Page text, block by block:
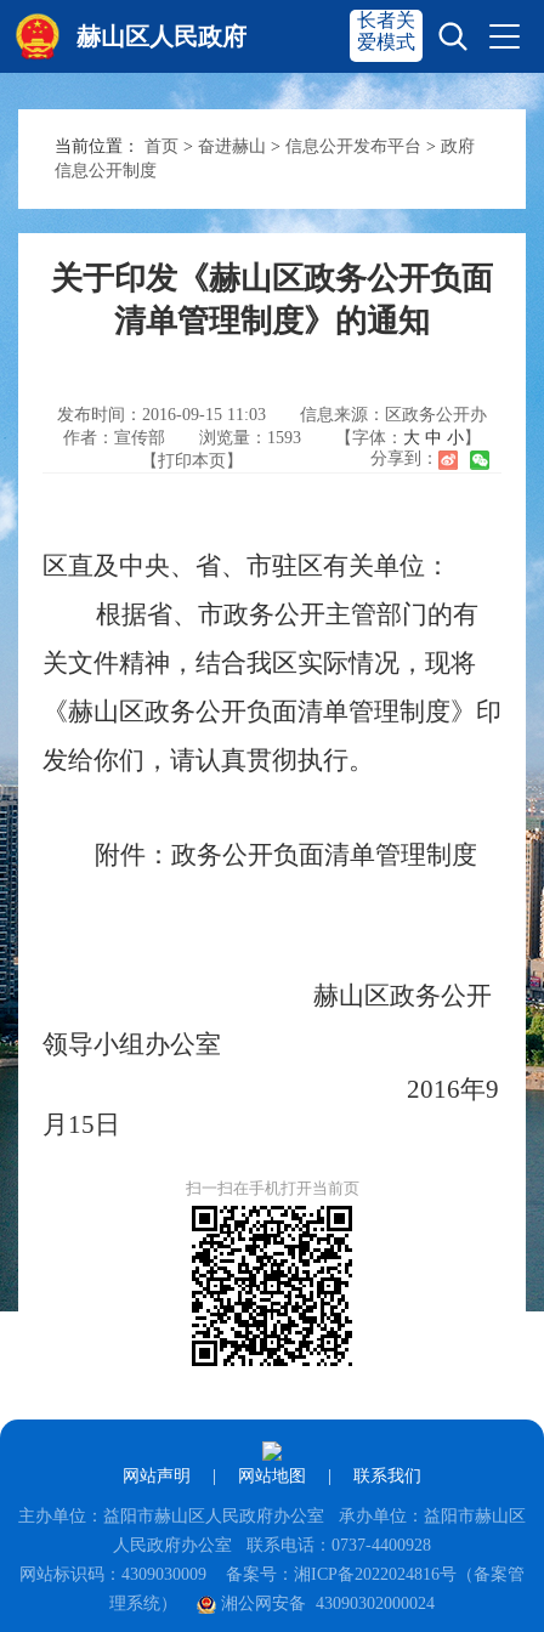
赫山区人民政府
赫山首页 奋进赫山
信息公开 政务服务
互动交流
长者关
爱模式
当前位置： 首页 > 奋进赫山 > 信息公开发布平台 > 政府
信息公开制度
关于印发《赫山区政务公开负面
清单管理制度》的通知
发布时间：2016-09-15 11:03
信息来源：区政务公开办
作者：宣传部
浏览量： 1593 【字体： 大 中 小】
【打印本页】
分享到：
区直及中央、省、市驻区有关单位：
根据省、市政务公开主管部门的有
关文件精神，结合我区实际情况，现将
《赫山区政务公开负面清单管理制度》印
发给你们，请认真贯彻执行。
附件： 政务公开负面清单管理制度
赫山区政务公开
领导小组办公室
2016年9
月 15 日
扫一扫在手机打开当前页
网站声明 网站地图 联系我们
主办单位：益阳市赫山区人民政府办公室 承办单位：益阳市赫山区
人民政府办公室 联系电话：0737-4400928
网站标识码：4309030009 备案号：湘ICP备2022024816号（备案管
理系统）
湘公网安备 43090302000024